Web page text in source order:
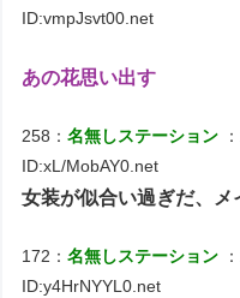
ID:vmpJsvt00.net
あの花思い出す
258：名無しステーション
ID:xL/MobAY0.net
女装が似合い過ぎだ、
172：名無しステーション
ID:y4HrNYYL0.net